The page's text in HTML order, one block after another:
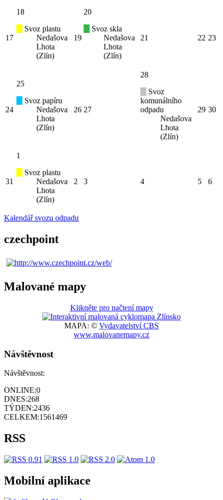
17
18
Svoz plastu
Nedašova
Lhota
(Zlín)
19
20
Svoz skla
Nedašova
Lhota
(Zlín)
21 22 23
24
25
Svoz papíru
Nedašova
Lhota
(Zlín)
26 27
28
Svoz
komunálního
odpadu
Nedašova
Lhota
(Zlín)
29 30
31
1
Svoz plastu
Nedašova
Lhota
(Zlín)
2 3 4 5 6
Kalendář svozu odpadu
czechpoint
Malované mapy
Klikněte pro načtení mapy
MAPA: © Vydavatelství CBS
www.malovanemapy.cz
Návštěvnost
Návštěvnost:
ONLINE:0
DNES:268
TÝDEN:2436
CELKEM:1561469
RSS
Mobilní aplikace